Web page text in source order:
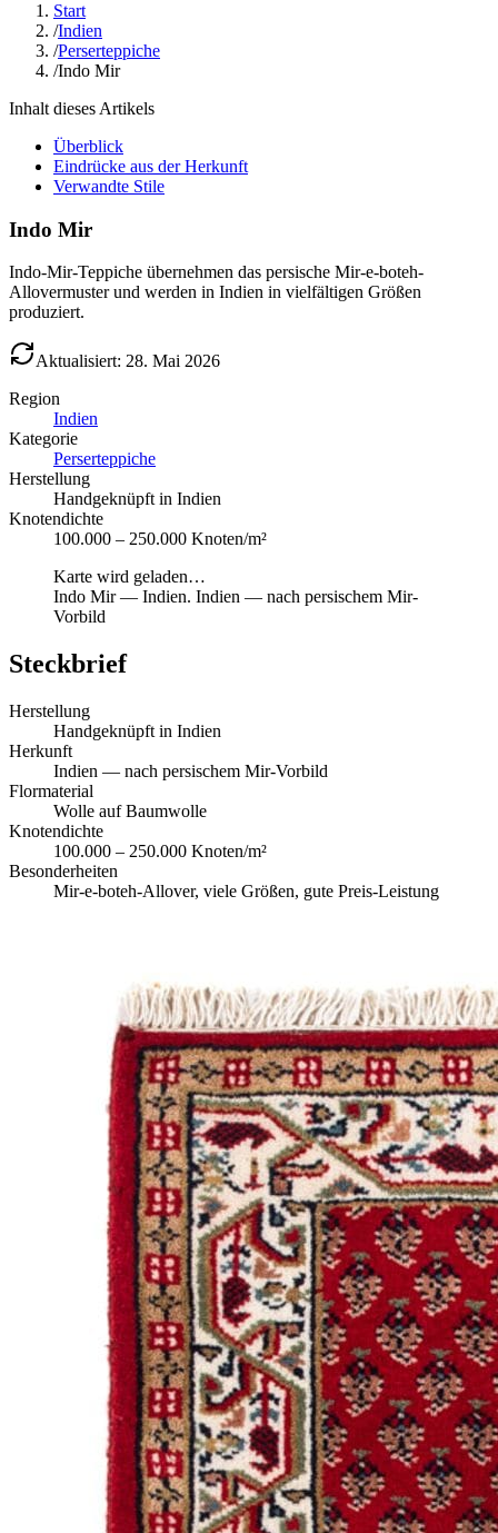
Start
/Indien
/Perserteppiche
/Indo Mir
Inhalt dieses Artikels
Überblick
Eindrücke aus der Herkunft
Verwandte Stile
Indo Mir
Indo-Mir-Teppiche übernehmen das persische Mir-e-boteh-
Allovermuster und werden in Indien in vielfältigen Größen
produziert.
Aktualisiert: 28. Mai 2026
Region
Indien
Kategorie
Perserteppiche
Herstellung
Handgeknüpft in Indien
Knotendichte
100.000 – 250.000 Knoten/m²
Karte wird geladen…
Indo Mir— Indien. Indien — nach persischem Mir-
Vorbild
Steckbrief
Herstellung
Handgeknüpft in Indien
Herkunft
Indien — nach persischem Mir-Vorbild
Flormaterial
Wolle auf Baumwolle
Knotendichte
100.000 – 250.000 Knoten/m²
Besonderheiten
Mir-e-boteh-Allover, viele Größen, gute Preis-Leistung